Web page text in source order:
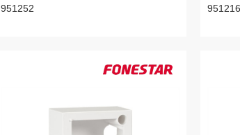
951252
951216